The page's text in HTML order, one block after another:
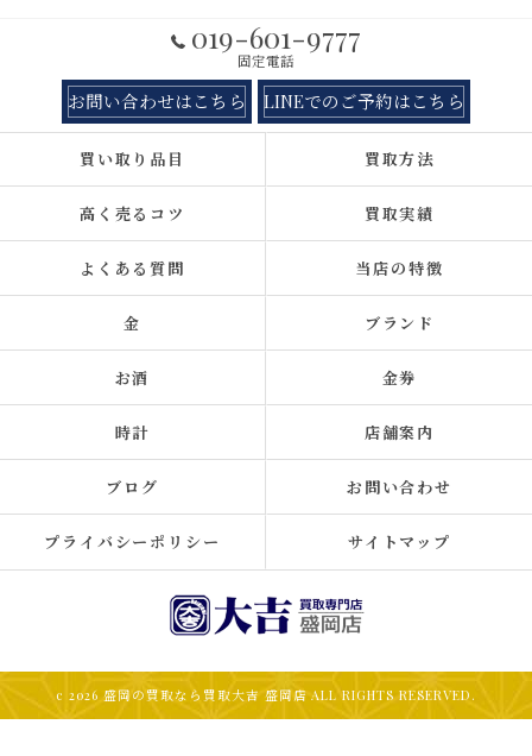
019-601-9777
固定電話
お問い合わせはこちら LINEでのご予約はこちら
買い取り品目 買取方法
高く売るコツ 買取実績
よくある質問 当店の特徴
金 ブランド
お酒 金券
時計 店舗案内
ブログ お問い合わせ
プライバシーポリシー サイトマップ
c 2026 盛岡の買取なら買取大吉 盛岡店 ALL RIGHTS RESERVED.